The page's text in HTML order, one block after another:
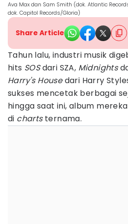
Ava Max dan Sam Smith (dok. Atlantic
dok. Capitol Records/Gloria)
Share Article
Tahun lalu, industri musik
hits SOSdari SZA, Midnights
Harry's Housedari Harry
sukses mencetak berbagai
hingga saat ini, album
di chartsternama.